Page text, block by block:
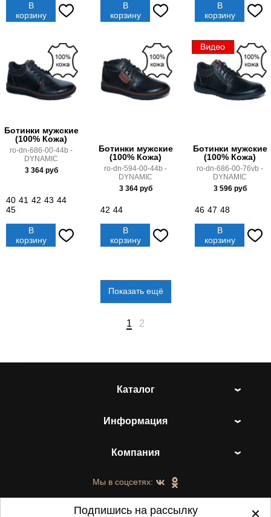
В
корзину
В
корзину
В
корзину
Ботинки мужские
(100% Кожа)
ro-dn-686-00-44b -
DYNAMIC
3 364руб
40 41 42 43 44
45
В
корзину
Ботинки мужские
(100% Кожа)
ro-dn-594-00-44b -
DYNAMIC
3 364руб
42 44
В
корзину
Ботинки мужские
(100% Кожа)
ro-dn-686-00-76vb -
DYNAMIC
3 596руб
46 47 48
В
корзину
Показать ещё
1 2
Каталог
Информация
Компания
Мы в соцсетях:
Подпишись на рассылку